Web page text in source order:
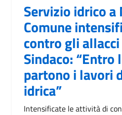
Servizio idrico a
Comune
contro gli
Sindaco: “Entro
partono i lavori
idrica”
Intensificate le attività di